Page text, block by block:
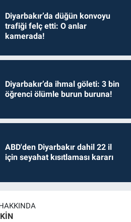
Diyarbakır’da düğün konvoyu
trafiği felç etti: O anlar
kamerada!
Diyarbakır’da ihmal göleti: 3 bin
öğrenci ölümle burun buruna!
ABD'den Diyarbakır dahil 22 il
için seyahat kısıtlaması kararı